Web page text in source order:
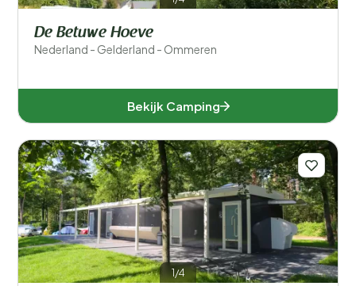
De Betuwe Hoeve
Nederland - Gelderland - Ommeren
Bekijk Camping
1/4